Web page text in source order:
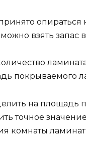
взять
покрываемого
на площадь
точное
комнаты